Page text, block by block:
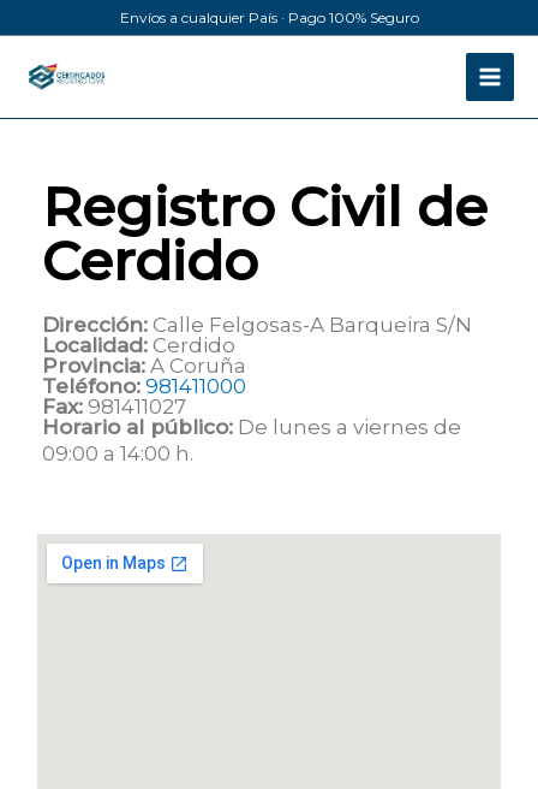
al
contenido
Envíos a cualquier País · Pago 100% Seguro
Registro Civil de
Cerdido
Dirección: Calle Felgosas-A Barqueira S/N
Localidad: Cerdido
Provincia: A Coruña
Teléfono: 981411000
Fax: 981411027
Horario al público: De lunes a viernes de
09:00 a 14:00 h.